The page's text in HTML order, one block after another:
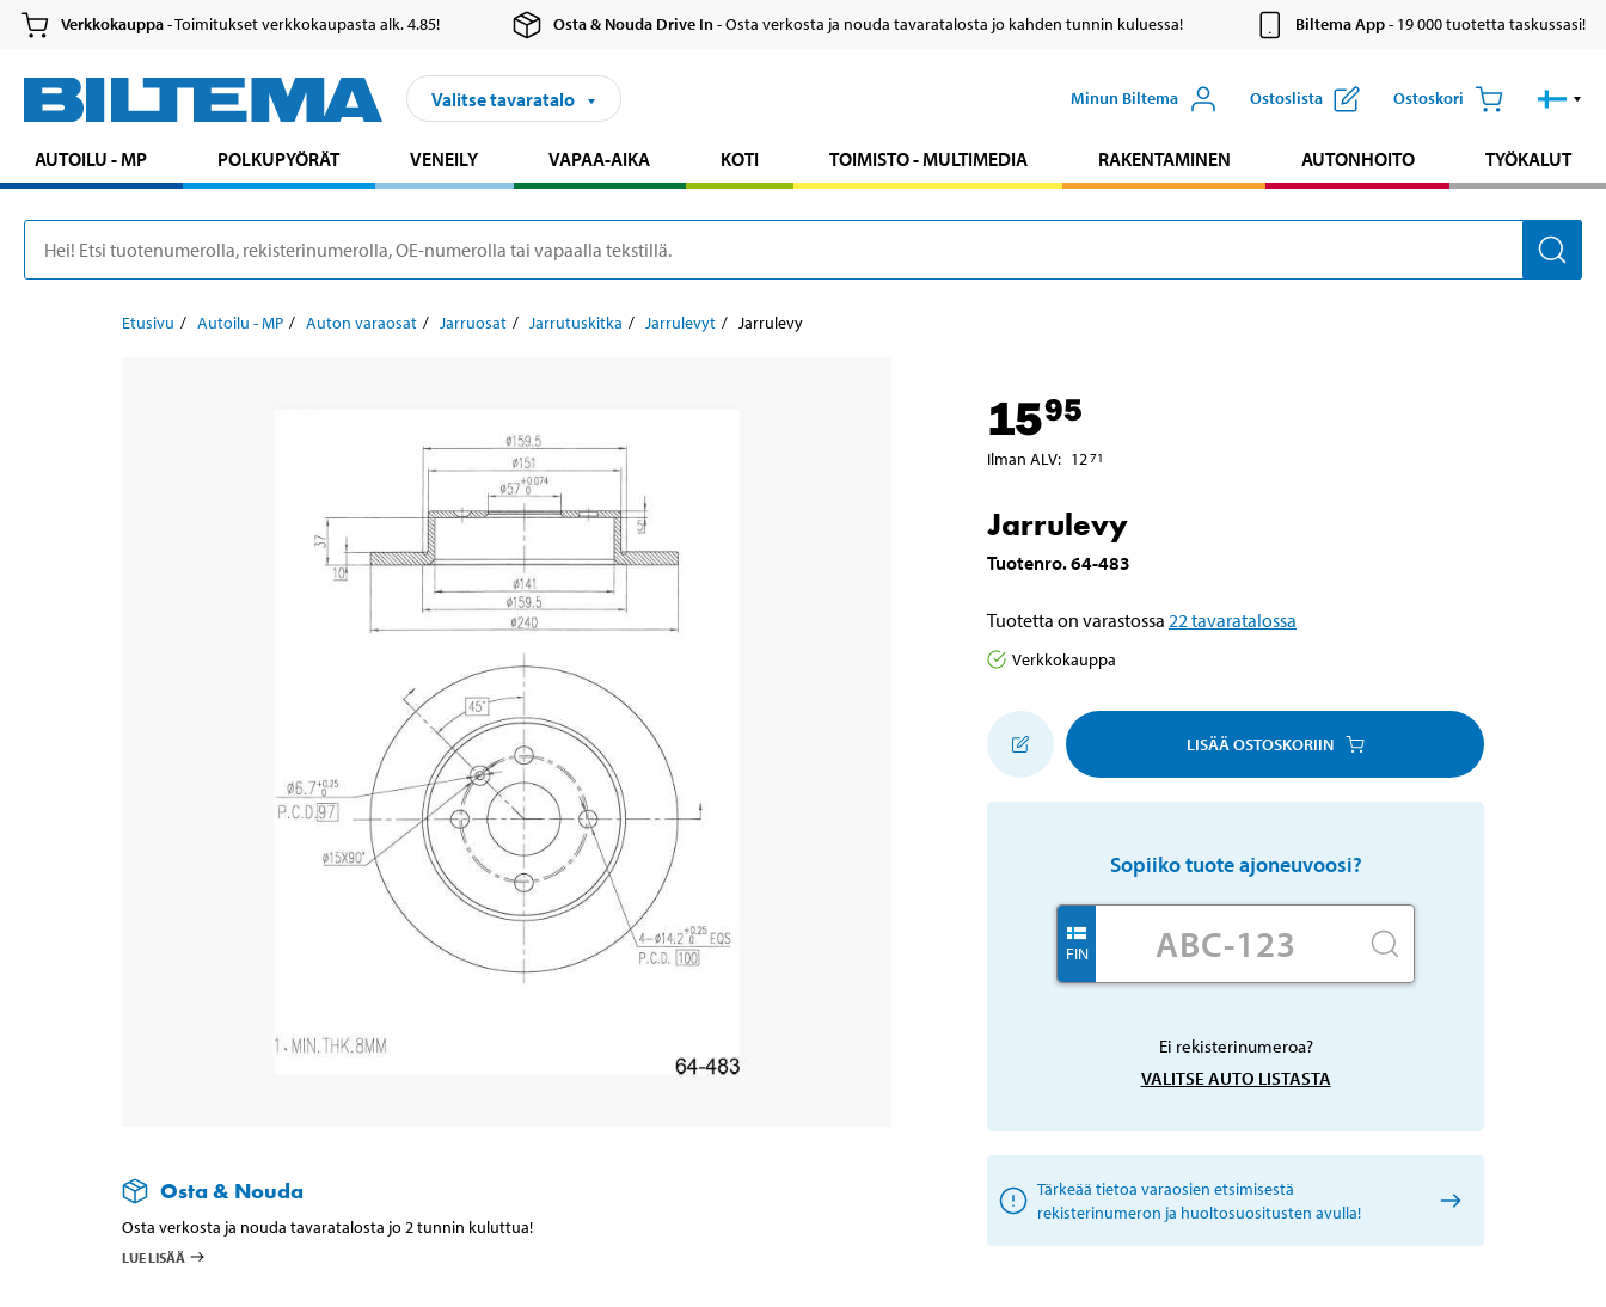
Verkkokauppa- Toimitukset verkkokaupasta alk. 4.85! Osta & Nouda Drive In- Osta verkosta ja nouda tavaratalosta jo kahden tunnin kuluessa! Biltema App- 19 000 tuotetta taskussasi!
Valitse tavaratalo Minun Biltema Ostoslista Ostoskori
AUTOILU - MP POLKUPYÖRÄT VENEILY VAPAA-AIKA KOTI TOIMISTO - MULTIMEDIA RAKENTAMINEN AUTONHOITO TYÖKALUT
Etusivu Autoilu - MP Auton varaosat Jarruosat Jarrutuskitka Jarrulevyt Jarrulevy
Osta & Nouda
Osta verkosta ja nouda tavaratalosta jo 2 tunnin kuluttua!
LUE LISÄÄ
1595
Ilman ALV: 1271
Jarrulevy
Tuotenro.64-483
Tuotetta on varastossa 22tavaratalossa
Verkkokauppa
LISÄÄ OSTOSKORIIN
Sopiiko tuote ajoneuvoosi?
FIN
Ei rekisterinumeroa?
VALITSE AUTO LISTASTA
Tärkeää tietoa varaosien etsimisestä
rekisterinumeron ja huoltosuositusten avulla!